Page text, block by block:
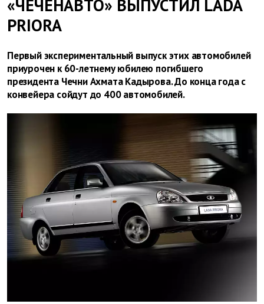
«ЧЕЧЕНАВТО» ВЫПУСТИЛ LADA
PRIORA
Первый экспериментальный выпуск этих автомобилей
приурочен к 60-летнему юбилею погибшего
президента Чечни Ахмата Кадырова. До конца года с
конвейера сойдут до 400 автомобилей.